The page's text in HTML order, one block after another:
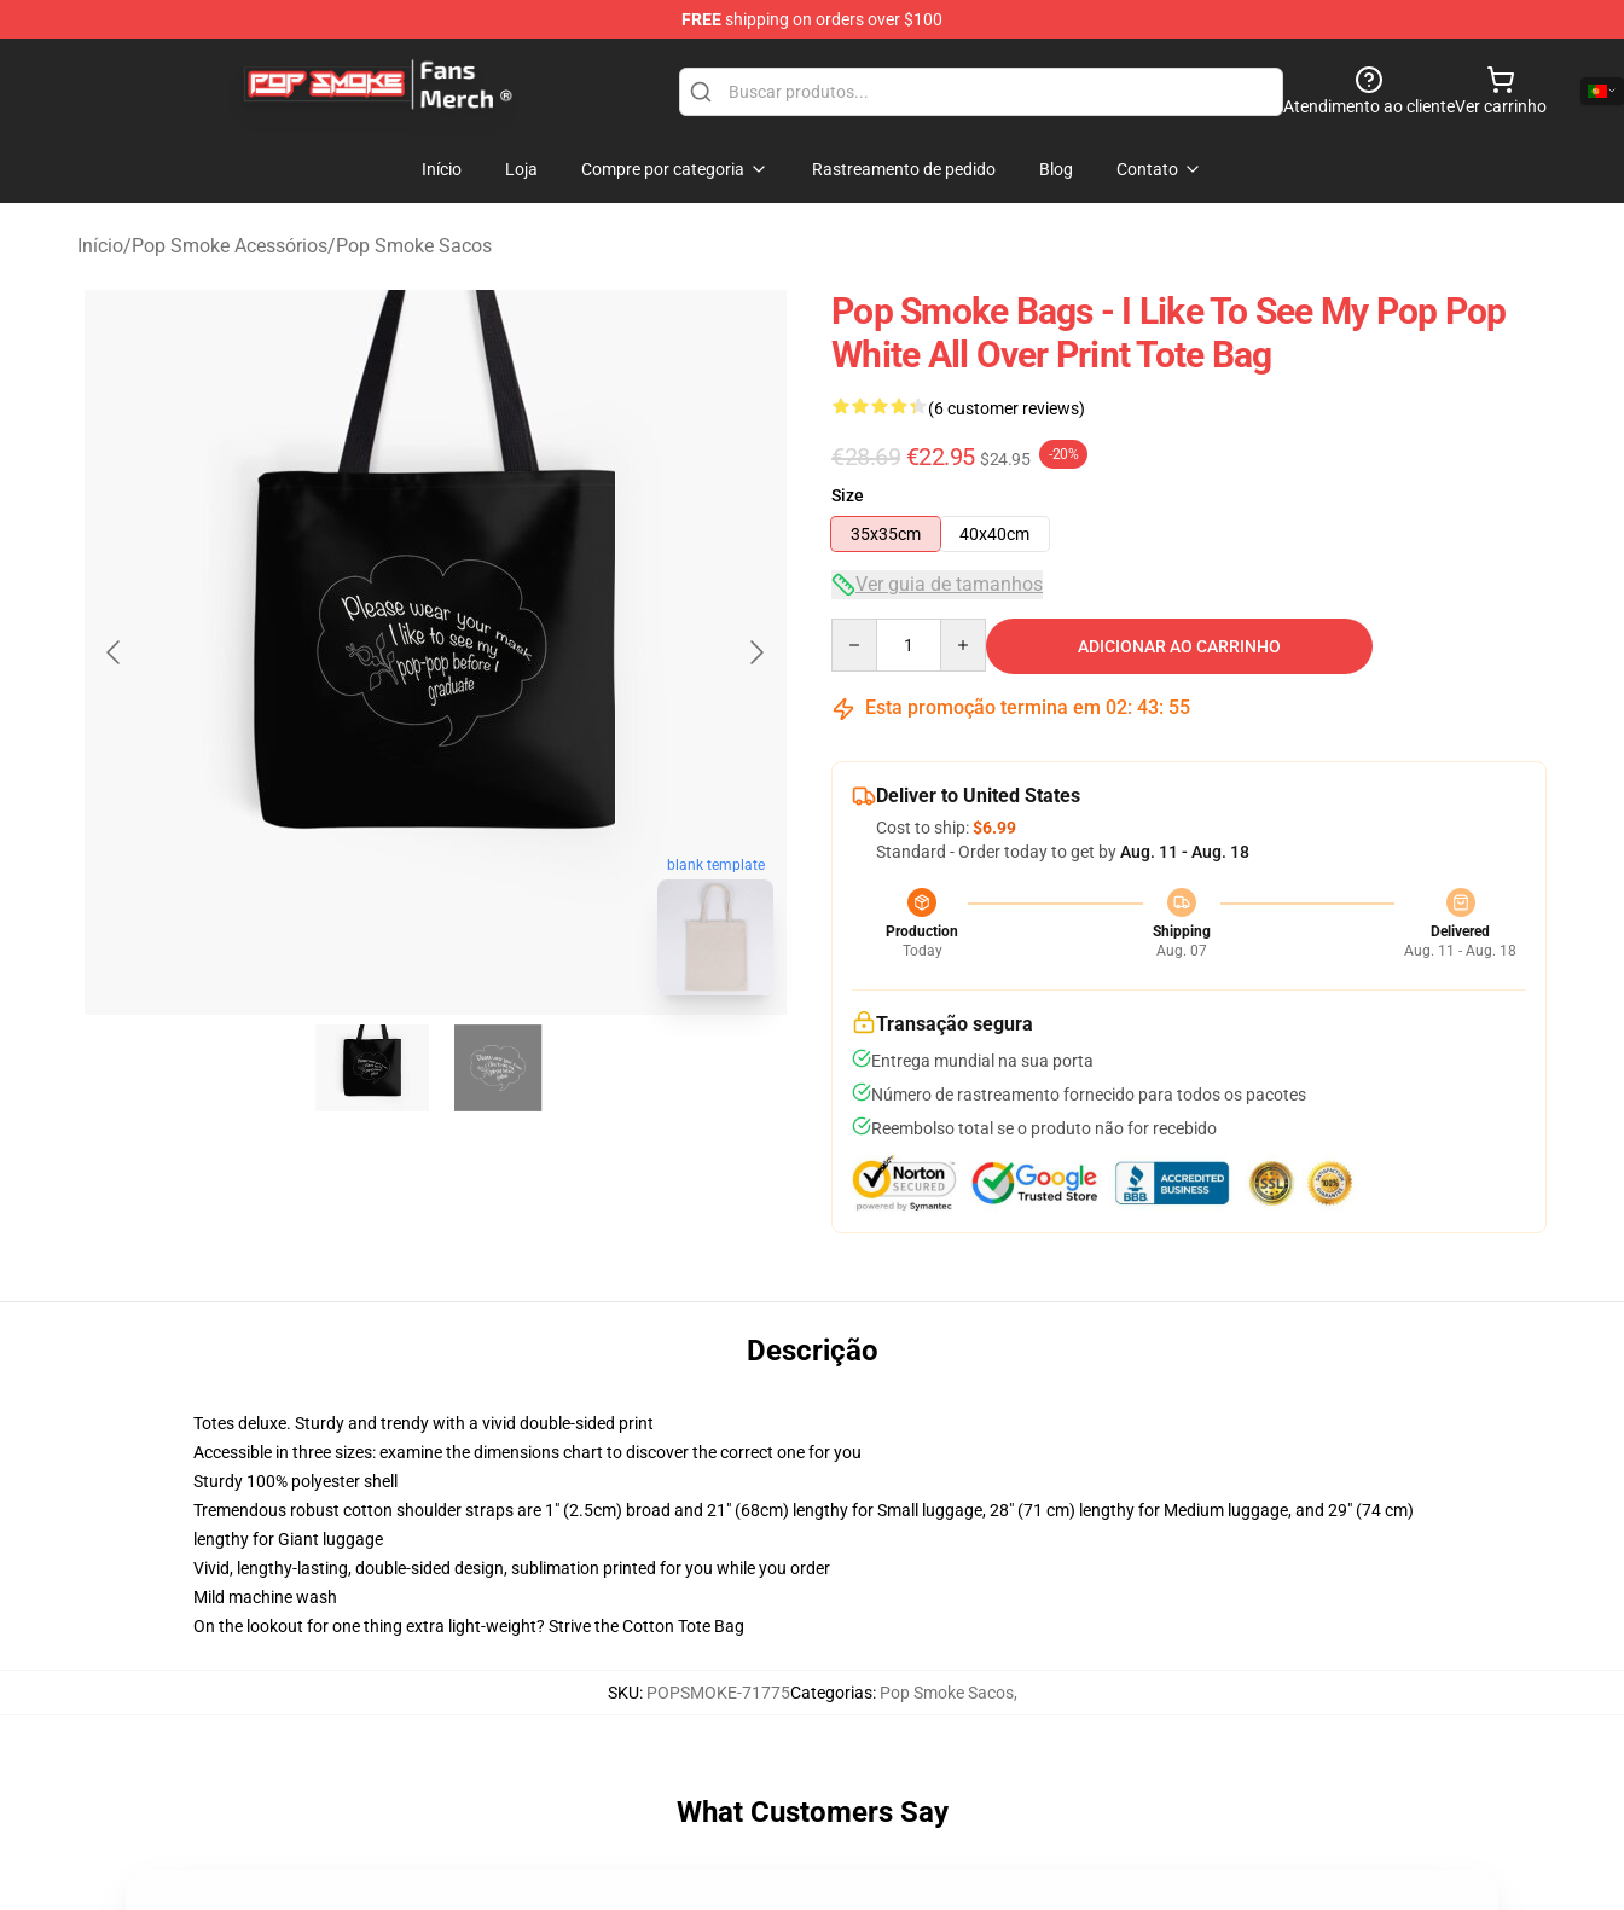
FREEshipping on orders over $100
Pop Smoke Store - Official Pop Smoke Merchandise Shop
Atendimento ao clienteVer carrinho
Início Loja Compre por categoria Rastreamento de pedido Blog Contato
Início/Pop Smoke Acessórios/Pop Smoke Sacos
blank template
Pop Smoke Bags - I Like To See My Pop Pop
White All Over Print Tote Bag
(6 customer reviews)
€28.69 €22.95 $24.95 -20%
Size
35x35cm
40x40cm
Ver guia de tamanhos
ADICIONAR AO CARRINHO
Esta promoção termina em 02: 43: 54
Deliver to United States
Cost to ship:$6.99
Standard - Order today to get byAug. 11 - Aug. 18
Production
Today
Shipping
Aug. 07
Delivered
Aug. 11 - Aug. 18
Transação segura
Entrega mundial na sua porta
Número de rastreamento fornecido para todos os pacotes
Reembolso total se o produto não for recebido
Descrição
Totes deluxe. Sturdy and trendy with a vivid double-sided print
Accessible in three sizes: examine the dimensions chart to discover the correct one for you
Sturdy 100% polyester shell
Tremendous robust cotton shoulder straps are 1" (2.5cm) broad and 21" (68cm) lengthy for Small luggage, 28" (71 cm) lengthy for Medium luggage, and 29" (74 cm)
lengthy for Giant luggage
Vivid, lengthy-lasting, double-sided design, sublimation printed for you while you order
Mild machine wash
On the lookout for one thing extra light-weight? Strive the Cotton Tote Bag
SKU: POPSMOKE-71775Categorias: Pop Smoke Sacos,
What Customers Say